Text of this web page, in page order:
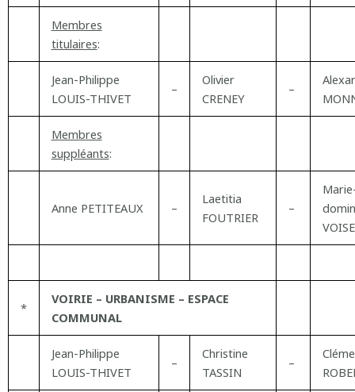
Membres
titulaires:
Jean-Philippe
LOUIS-THIVET
–
Olivier
CRENEY
–
Membres
suppléants:
Anne PETITEAUX –
Laetitia
FOUTRIER
–
*
VOIRIE – URBANISME – ESPACE
COMMUNAL
Jean-Philippe
LOUIS-THIVET
–
Christine
TASSIN
–